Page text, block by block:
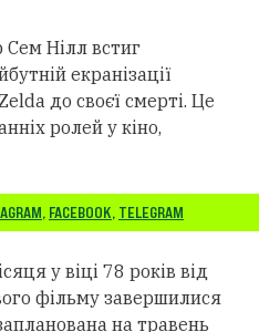
Сем Нілл встиг
екранізації
до своєї смерті. Це
ролей у кіно,
, FACEBOOK, TELEGRAM
у віці 78 років від
фільму завершилися
на травень